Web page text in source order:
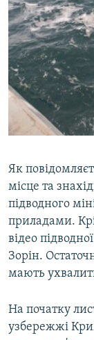
Як
місце та
підводного
приладами.
відео
Зорін.
мають
На початку
узбережжі